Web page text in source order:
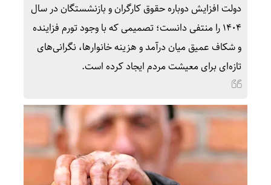
دولت افزایش دوباره حقوق کارگران و بازنشستگان در سال
۱۴۰۴ را منتفی دانست؛ تصمیمی که با وجود تورم فزاینده
و شکاف عمیق میان درآمد و هزینه خانوارها، نگرانی‌های
تازه‌ای برای معیشت مردم ایجاد کرده است.